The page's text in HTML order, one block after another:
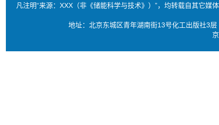
凡注明“来源：XXX（非《储能科学与技术》）”，均转载自其它
地址：北京东城区青年湖南街13号化工出版社